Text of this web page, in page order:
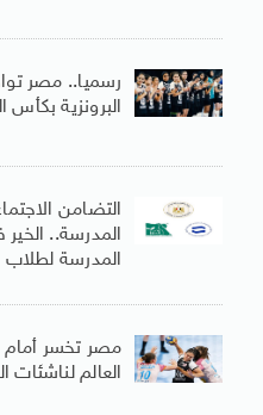
رسميا.. مصر
البرونزية بكأس
التضامن
المدرسة..
المدرسة لطلاب
العالم